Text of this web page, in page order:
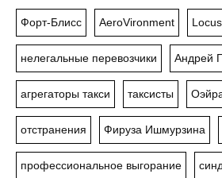
Форт-Блисс AeroVironment
нелегальные перевозчики Андрей
агрегаторы такси таксисты
отстранения Фируза Ишмурзина
профессиональное выгорание